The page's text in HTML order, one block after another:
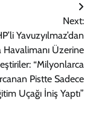
Next:
Yavuzyılmaz’dan
Havalimanı Üzerine
“Milyonlarca
Pistte Sadece
Uçağı İniş Yaptı”